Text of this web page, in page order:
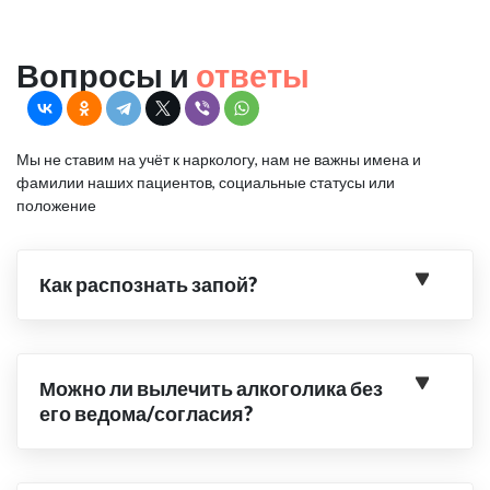
Вопросы и ответы
Мы не ставим на учёт к наркологу, нам не важны имена и
фамилии наших пациентов, социальные статусы или
положение
Как распознать запой?
Можно ли вылечить алкоголика без
его ведома/согласия?